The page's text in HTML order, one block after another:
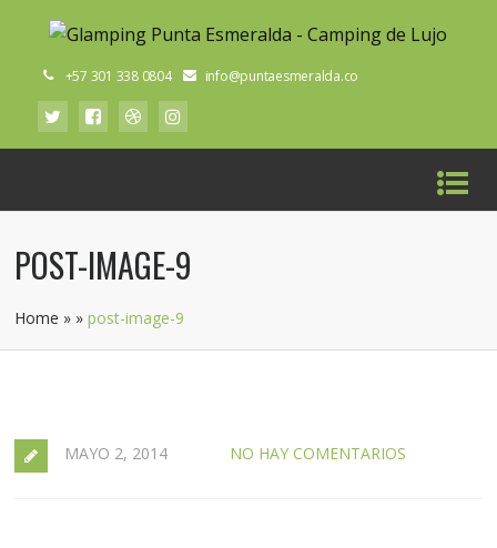
+57 301 338 0804 info@puntaesmeralda.co
POST-IMAGE-9
Home » »post-image-9
MAYO 2, 2014 NO HAY COMENTARIOS